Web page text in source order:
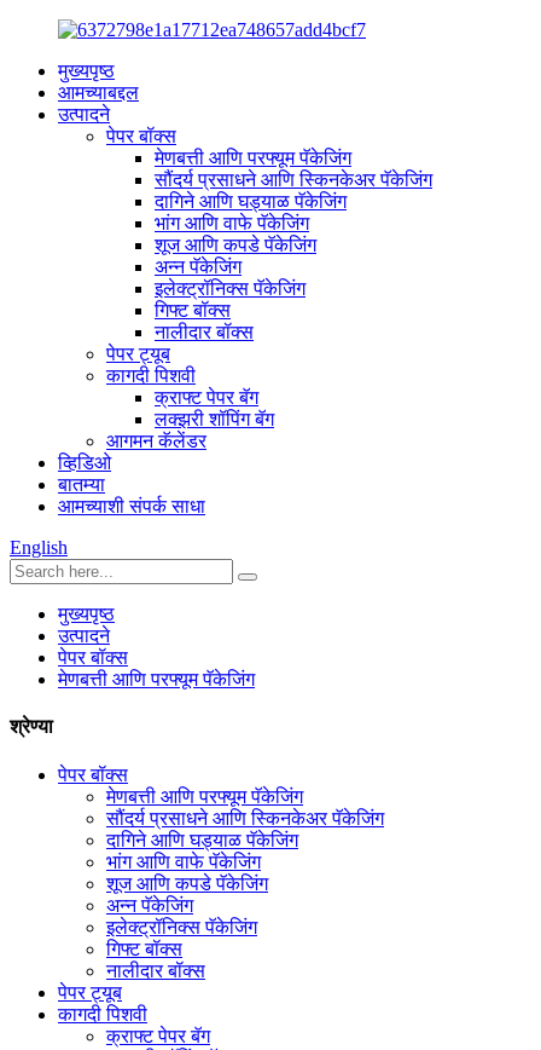
मुख्यपृष्ठ
आमच्याबद्दल
उत्पादने
पेपर बॉक्स
मेणबत्ती आणि परफ्यूम पॅकेजिंग
सौंदर्य प्रसाधने आणि स्किनकेअर पॅकेजिंग
दागिने आणि घड्याळ पॅकेजिंग
भांग आणि वाफे पॅकेजिंग
शूज आणि कपडे पॅकेजिंग
अन्न पॅकेजिंग
इलेक्ट्रॉनिक्स पॅकेजिंग
गिफ्ट बॉक्स
नालीदार बॉक्स
पेपर ट्यूब
कागदी पिशवी
क्राफ्ट पेपर बॅग
लक्झरी शॉपिंग बॅग
आगमन कॅलेंडर
व्हिडिओ
बातम्या
आमच्याशी संपर्क साधा
English
मुख्यपृष्ठ
उत्पादने
पेपर बॉक्स
मेणबत्ती आणि परफ्यूम पॅकेजिंग
श्रेण्या
पेपर बॉक्स
मेणबत्ती आणि परफ्यूम पॅकेजिंग
सौंदर्य प्रसाधने आणि स्किनकेअर पॅकेजिंग
दागिने आणि घड्याळ पॅकेजिंग
भांग आणि वाफे पॅकेजिंग
शूज आणि कपडे पॅकेजिंग
अन्न पॅकेजिंग
इलेक्ट्रॉनिक्स पॅकेजिंग
गिफ्ट बॉक्स
नालीदार बॉक्स
पेपर ट्यूब
कागदी पिशवी
क्राफ्ट पेपर बॅग